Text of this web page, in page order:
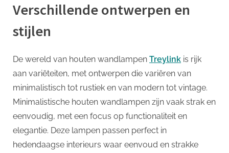
Verschillende ontwerpen en
stijlen
De wereld van houten wandlampen Treylink is rijk
aan variëteiten, met ontwerpen die variëren van
minimalistisch tot rustiek en van modern tot vintage.
Minimalistische houten wandlampen zijn vaak strak en
eenvoudig, met een focus op functionaliteit en
elegantie. Deze lampen passen perfect in
hedendaagse interieurs waar eenvoud en strakke